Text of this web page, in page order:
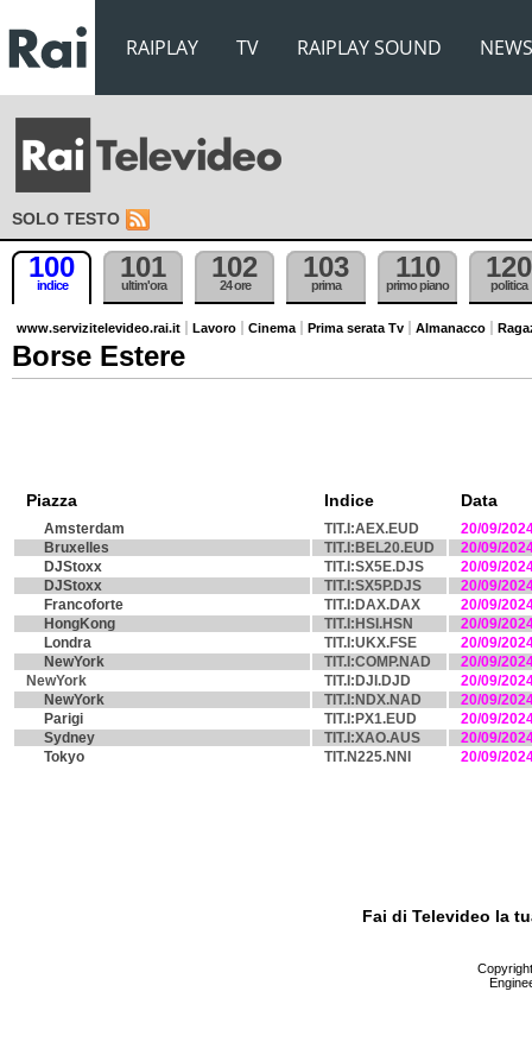
RAIPLAY TV RAIPLAY SOUND NEWS
SOLO TESTO
100
indice
101
ultim'ora
102
24 ore
103
prima
110
primo piano
120
politica
www.servizitelevideo.rai.it Lavoro Cinema Prima serata Tv Almanacco
Borse Estere
Piazza Indice Data
Amsterdam TIT.I:AEX.EUD
20/09/
Bruxelles
TIT.I:BEL20.EUD
20/09/
DJStoxx
TIT.I:SX5E.DJS
20/09/
DJStoxx
TIT.I:SX5P.DJS
20/09/
Francoforte
TIT.I:DAX.DAX
20/09/
HongKong
TIT.I:HSI.HSN
20/09/
Londra
TIT.I:UKX.FSE
20/09/
NewYork
TIT.I:COMP.NAD
20/09/
NewYork
TIT.I:DJI.DJD
20/09/
NewYork
TIT.I:NDX.NAD
20/09/
Parigi
TIT.I:PX1.EUD
20/09/
Sydney
TIT.I:XAO.AUS
20/09/
Tokyo
TIT.N225.NNI 20/09/
Fai di Televideo la